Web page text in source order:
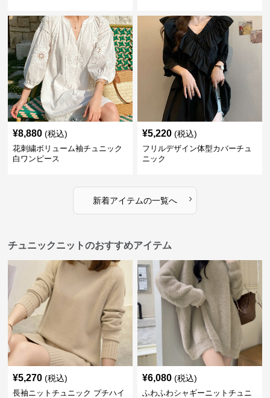
¥8,880 (税込)
花刺繍ボリューム袖チュニック
白ワンピース
¥5,220 (税込)
フリルデザイン体型カバーチュ
ニック
新着アイテムの一覧へ ›
チュニックニットのおすすめアイテム
¥5,270 (税込)
長袖ニットチュニック プチハイ
¥6,080 (税込)
ふわふわシャギーニットチュニ